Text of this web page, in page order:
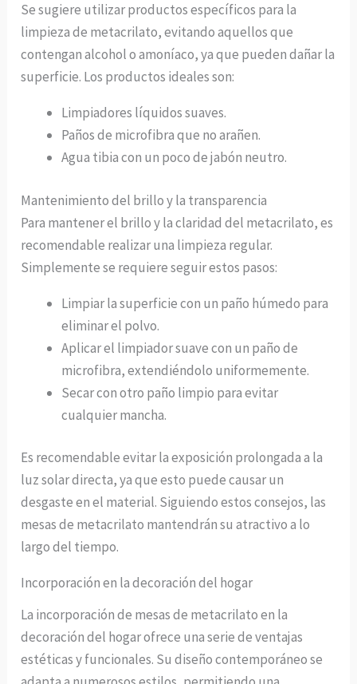
Se sugiere utilizar productos específicos para la
limpieza de metacrilato, evitando aquellos que
contengan alcohol o amoníaco, ya que pueden dañar la
superficie. Los productos ideales son:
Limpiadores líquidos suaves.
Paños de microfibra que no arañen.
Agua tibia con un poco de jabón neutro.
Mantenimiento del brillo y la transparencia
Para mantener el brillo y la claridad del metacrilato, es
recomendable realizar una limpieza regular.
Simplemente se requiere seguir estos pasos:
Limpiar la superficie con un paño húmedo para
eliminar el polvo.
Aplicar el limpiador suave con un paño de
microfibra, extendiéndolo uniformemente.
Secar con otro paño limpio para evitar
cualquier mancha.
Es recomendable evitar la exposición prolongada a la
luz solar directa, ya que esto puede causar un
desgaste en el material. Siguiendo estos consejos, las
mesas de metacrilato mantendrán su atractivo a lo
largo del tiempo.
Incorporación en la decoración del hogar
La incorporación de mesas de metacrilato en la
decoración del hogar ofrece una serie de ventajas
estéticas y funcionales. Su diseño contemporáneo se